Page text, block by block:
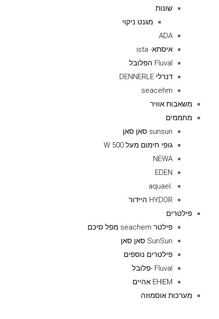
שונות
מגנט ניקוי
ADA
איסתא- ista
Fluval הפלובל
דנרלי DENNERLE
seacehm
משאבות אוויר
מחממים
sunsun סאן סאן
גופי חימום מעל 500 W
NEWA
EDEN
.aquael
HYDOR היידור
פילטרים
פילטר seachem מפל סיכם
SunSun סאן סאן
פילטרים נוספים
Fluval -פלובל
EHIEM אהיים
מערכות אוסמוזה